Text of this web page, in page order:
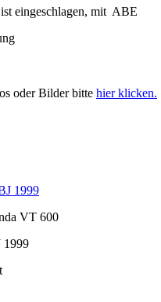
eingeschlagen, mit ABE
oder Bilder bitte hier klicken.
1999
VT 600
1999